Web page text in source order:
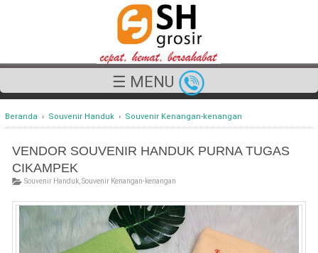
☰ MENU
Beranda › Souvenir Handuk › Souvenir Kenangan-kenangan
VENDOR SOUVENIR HANDUK PURNA TUGAS
CIKAMPEK
Souvenir Handuk, Souvenir Kenangan-kenangan